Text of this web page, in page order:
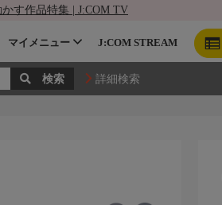
す作品特集 | J:COM TV
マイメニュー J:COM STREAM
詳細検索